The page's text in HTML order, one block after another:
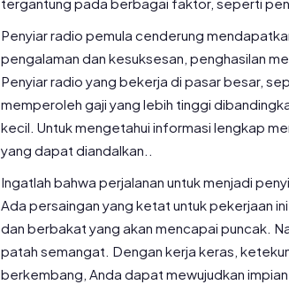
Penyiar radio pemula cenderung
pengalaman dan kesuksesan, penghasilan
Penyiar radio yang bekerja di pasar besar,
memperoleh gaji yang lebih tinggi
kecil. Untuk mengetahui informasi lengkap
yang dapat diandalkan..
Ingatlah bahwa perjalanan untuk menjadi
Ada persaingan yang ketat untuk pekerjaan
dan berbakat yang akan mencapai puncak.
patah semangat. Dengan kerja keras,
berkembang, Anda dapat mewujudkan